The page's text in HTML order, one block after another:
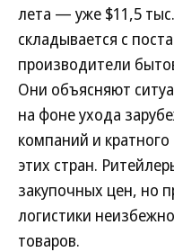
лета — уже $11,5
складывается с
производители
Они объясняют
на фоне ухода
компаний и кратного
этих стран.
закупочных цен, но
логистики
товаров.